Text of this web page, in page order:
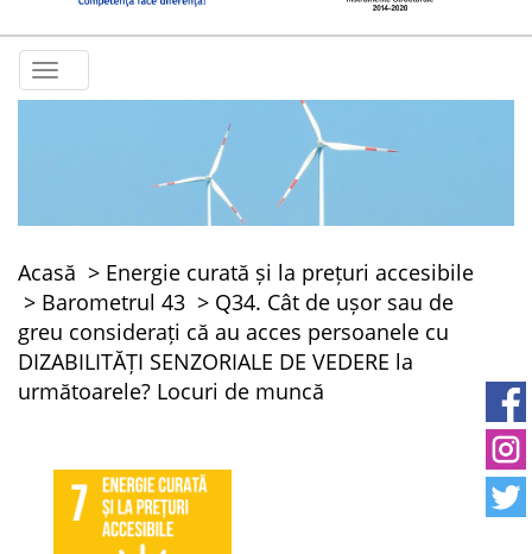
Toggle
navigation
Acasă
Energie curată și la prețuri accesibile
Barometrul 43
Q34. Cât de ușor sau de
greu considerați că au acces persoanele cu
DIZABILITĂȚI SENZORIALE DE VEDERE la
următoarele? Locuri de muncă